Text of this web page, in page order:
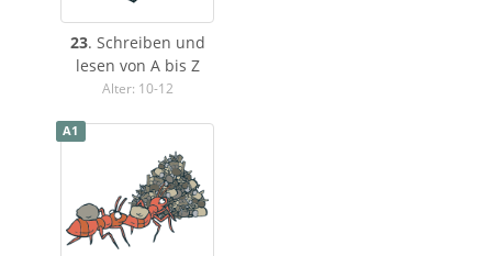
23. Schreiben und
lesen von A bis Z
Alter: 10-12
A1